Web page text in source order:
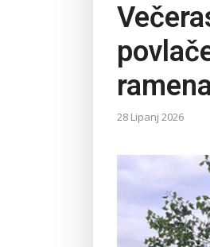
28 Lipanj 2026